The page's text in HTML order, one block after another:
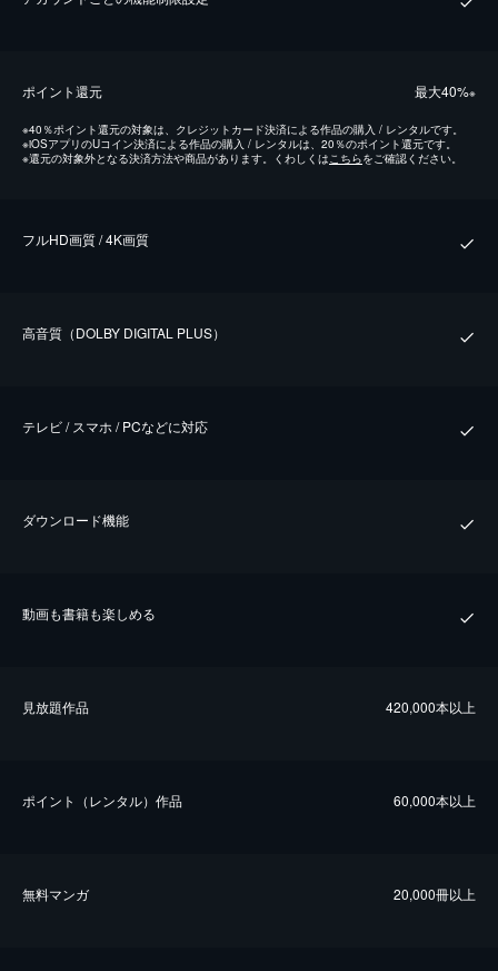
ポイント還元 最⼤40%※
※40％ポイント還元の対象は、クレジットカード決済による作品の購入 / レンタルです。
※iOSアプリのUコイン決済による作品の購入 / レンタルは、20％のポイント還元です。
※還元の対象外となる決済方法や商品があります。くわしくは こちらをご確認ください。
フルHD画質 / 4K画質
⾼⾳質（DOLBY DIGITAL PLUS）
テレビ / スマホ / PCなどに対応
ダウンロード機能
動画も書籍も楽しめる
⾒放題作品 420,000本以上
ポイント（レンタル）作品 60,000本以上
無料マンガ 20,000冊以上